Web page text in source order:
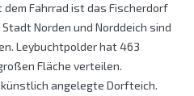
Fahrrad ist das Fischerdorf
Norden und Norddeich sind
Leybuchtpolder hat 463
Fläche verteilen.
angelegte Dorfteich.